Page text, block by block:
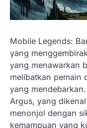
Mobile Legends:
yang
yang menawarkan
melibatkan pemain
yang
Argus, yang
menonjol dengan
kemampuan yang